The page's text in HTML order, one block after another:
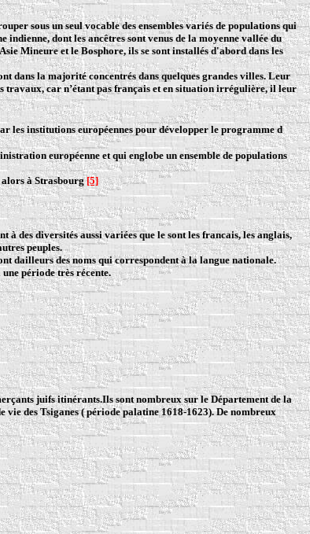
sous un seul vocable des ensembles variés de populations qui
dont les ancêtres sont venus de la moyenne vallée du
Mineure et le Bosphore, ils se sont installés d'abord dans les
dans la majorité concentrés dans quelques grandes villes. Leur
travaux, car n’étant pas français et en situation irrégulière, il leur
les institutions européennes pour développer le programme d
européenne et qui englobe un ensemble de populations
alors à Strasbourg[5]
des diversités aussi variées que le sont les francais, les anglais,
peuples.
dailleurs des noms qui correspondent à la langue nationale.
période très récente.
juifs itinérants.Ils sont nombreux sur le Département de la
des Tsiganes ( période palatine 1618-1623). De nombreux